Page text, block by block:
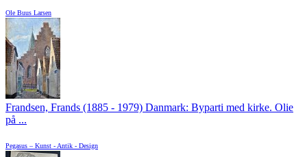
Ole Buus Larsen
Frandsen, Frands (1885 - 1979) Danmark: Byparti med kirke. Olie
på ...
Pegasus – Kunst - Antik - Design